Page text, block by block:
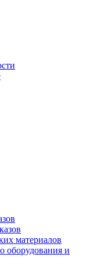
материалов
оборудования и